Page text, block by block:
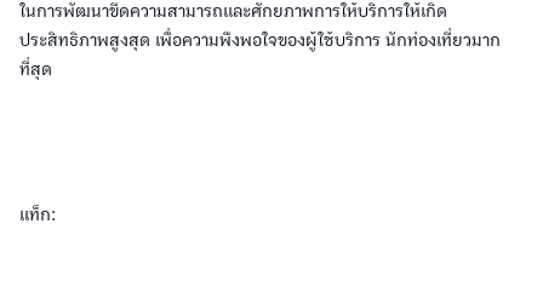
ในการพัฒนาขีดความสามารถและศักยภาพการให้บริการให้เกิด
ประสิทธิภาพสูงสุด เพื่อความพึงพอใจของผู้ใช้บริการ นักท่องเที่ยวมาก
ที่สุด
แท็ก: